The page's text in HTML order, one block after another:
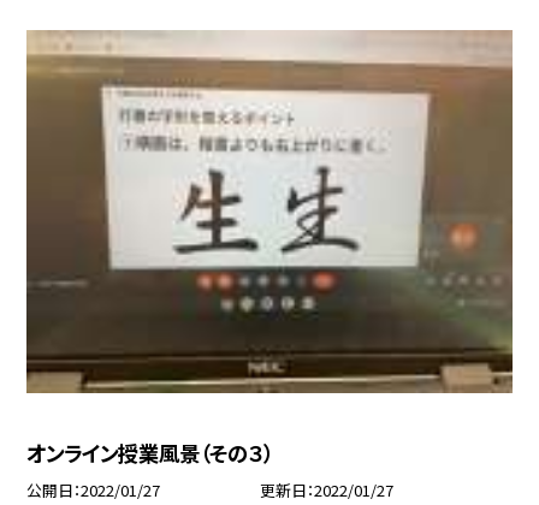
オンライン授業風景（その３）
公開日 2022/01/27 更新日 2022/01/27